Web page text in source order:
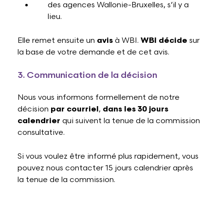
des agences Wallonie-Bruxelles, s’il y a
lieu.
Elle remet ensuite un avis à WBI. WBI décide sur
la base de votre demande et de cet avis.
3. Communication de la décision
Nous vous informons formellement de notre
décision par courriel, dans les 30 jours
calendrier qui suivent la tenue de la commission
consultative.
Si vous voulez être informé plus rapidement, vous
pouvez nous contacter 15 jours calendrier après
la tenue de la commission.